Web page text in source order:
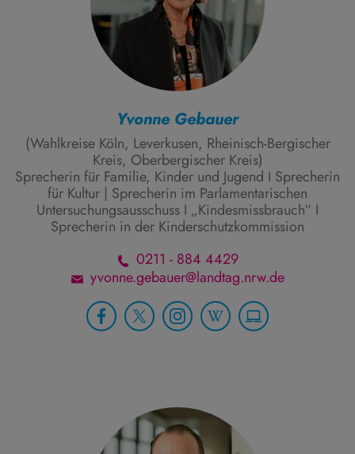
Yvonne Gebauer
(Wahlkreise Köln, Leverkusen, Rheinisch-Bergischer
Kreis, Oberbergischer Kreis)
Sprecherin für Familie, Kinder und Jugend I Sprecherin
für Kultur | Sprecherin im Parlamentarischen
Untersuchungsausschuss I „Kindesmissbrauch“ I
Sprecherin in der Kinderschutzkommission
0211 - 884 4429
yvonne.gebauer@landtag.nrw.de